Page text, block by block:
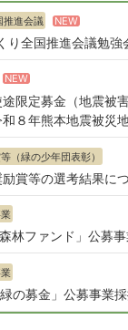
推進会議 NEW
り全国推進会議勉
NEW
限定募金（地震被
８年熊本地震被災地
（緑の少年団表彰）
賞等の選考結果に
林ファンド」公募
の募金」公募事業